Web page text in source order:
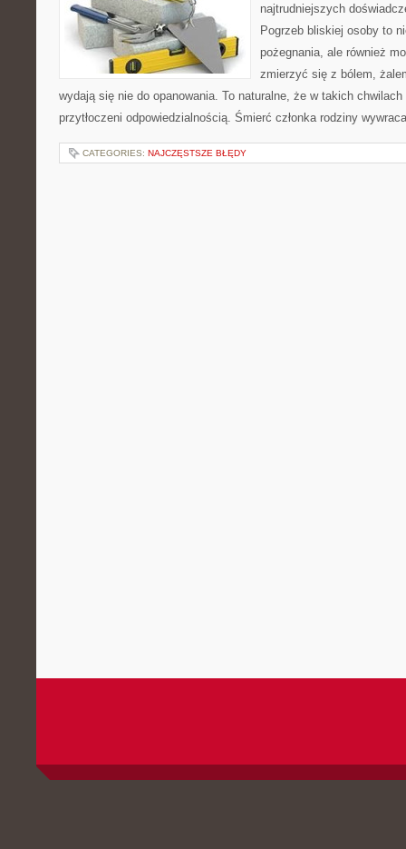
najtrudniejszych
Pogrzeb bliskiej osoby to
pożegnania, ale również
zmierzyć się z bólem,
wydają się nie do opanowania. To naturalne, że w takich
przytłoczeni odpowiedzialnością. Śmierć członka rodziny
CATEGORIES: NAJCZĘSTSZE BŁĘDY